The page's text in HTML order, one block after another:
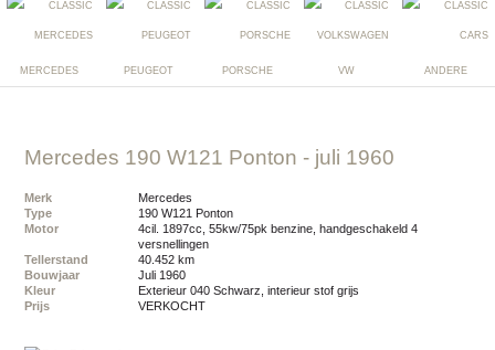
MERCEDES PEUGEOT PORSCHE VW ANDERE
Mercedes 190 W121 Ponton - juli 1960
Merk
Mercedes
Type
190 W121 Ponton
Motor
4cil. 1897cc, 55kw/75pk benzine, handgeschakeld 4
versnellingen
Tellerstand
40.452 km
Bouwjaar
juli 1960
Kleur
exterieur 040 Schwarz, interieur stof grijs
Prijs
VERKOCHT